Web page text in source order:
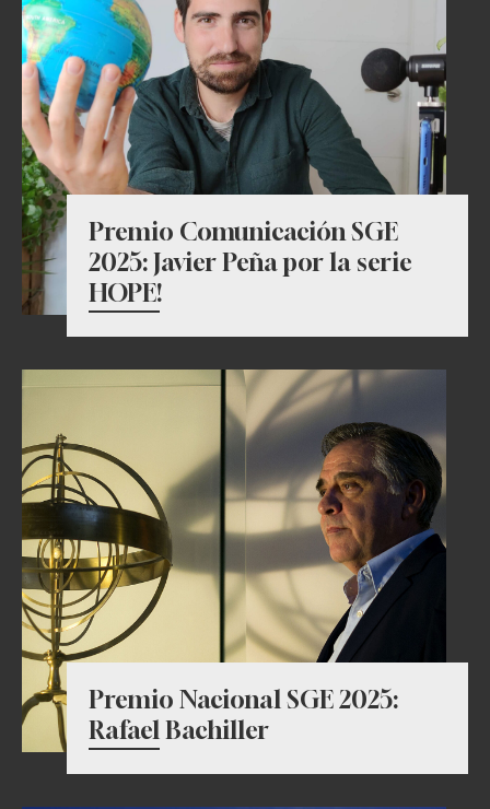
Premio Comunicación SGE
2025: Javier Peña por la serie
HOPE!
Premio Nacional SGE 2025:
Rafael Bachiller